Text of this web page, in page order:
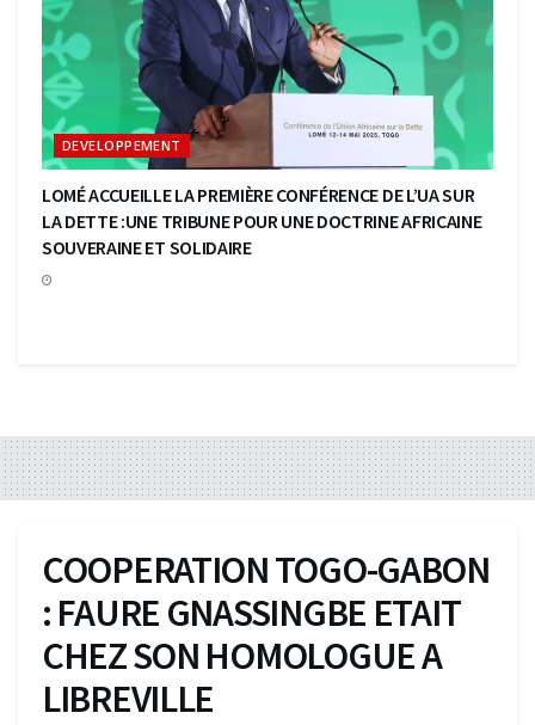
DEVELOPPEMENT
LOMÉ ACCUEILLE LA PREMIÈRE CONFÉRENCE DE L’UA SUR
LA DETTE :UNE TRIBUNE POUR UNE DOCTRINE AFRICAINE
SOUVERAINE ET SOLIDAIRE
COOPERATION TOGO-GABON
: FAURE GNASSINGBE ETAIT
CHEZ SON HOMOLOGUE A
LIBREVILLE